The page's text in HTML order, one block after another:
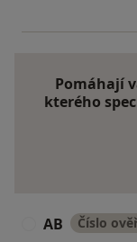
Pomáhají
kterého
AB Číslo